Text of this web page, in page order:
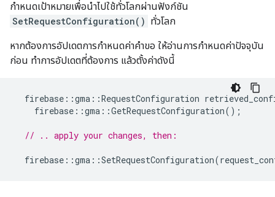
กำหนดเป้าหมายเพื่อนำไปใช้ทั่วโลกผ่านฟังก์ชัน
SetRequestConfiguration() ทั่วโลก
หากต้องการอัปเดตการกำหนดค่าคำขอ ให้อ่านการกำหนดค่าปัจจุบัน
ก่อน ทำการอัปเดตที่ต้องการ แล้วตั้งค่าดังนี้
firebase ::gma ::RequestConfiguration
firebase ::gma ::GetRequestConfiguration();
// .. apply your changes, then:
firebase ::gma ::SetRequestConfiguration(